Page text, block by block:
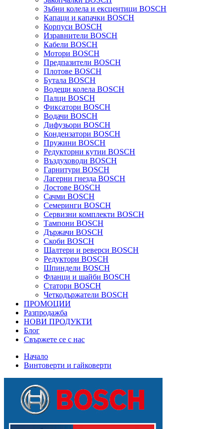
Зъбни колела и ексцентици BOSCH
Капаци и капачки BOSCH
Корпуси BOSCH
Изравнители BOSCH
Кабели BOSCH
Мотори BOSCH
Предпазители BOSCH
Плотове BOSCH
Бутала BOSCH
Водещи колела BOSCH
Палци BOSCH
Фиксатори BOSCH
Водачи BOSCH
Дифузьори BOSCH
Кондензатори BOSCH
Пружини BOSCH
Редукторни кутии BOSCH
Въздуховоди BOSCH
Гарнитури BOSCH
Лагерни гнезда BOSCH
Лостове BOSCH
Сачми BOSCH
Семеринги BOSCH
Сервизни комплекти BOSCH
Тампони BOSCH
Държачи BOSCH
Скоби BOSCH
Шалтери и реверси BOSCH
Редуктори BOSCH
Шпиндели BOSCH
Фланци и шайби BOSCH
Статори BOSCH
Четкодържатели BOSCH
ПРОМОЦИИ
Разпродажба
НОВИ ПРОДУКТИ
Блог
Свържете се с нас
Начало
Винтоверти и гайковерти